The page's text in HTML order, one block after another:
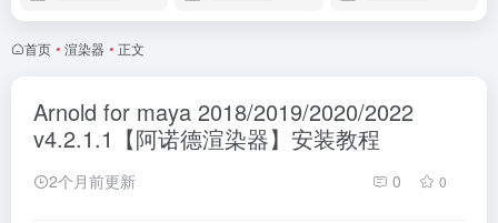
首页 • 渲染器 • 正文
Arnold for maya 2018/2019/2020/2022
v4.2.1.1【阿诺德渲染器】安装教程
2个月前更新 0 0